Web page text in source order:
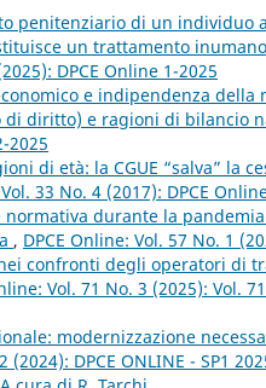
penitenziario di un individuo
un trattamento
DPCE Online 1-2025
e indipendenza della
diritto) e ragioni di bilancio
2025
di età: la CGUE “salva” la
33 No. 4 (2017): DPCE
durante la
, DPCE Online: Vol. 57 No. 1
confronti degli operatori di
Vol. 71 No. 3 (2025): Vol.
modernizzazione
(2024): DPCE ONLINE - SP1